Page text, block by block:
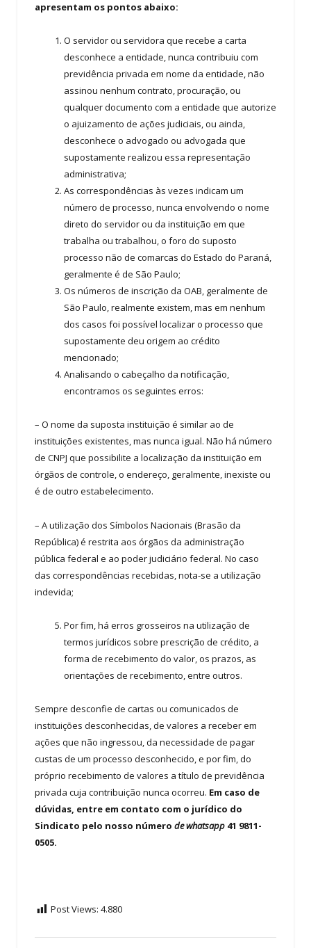
apresentam os pontos abaixo:
O servidor ou servidora que recebe a carta
desconhece a entidade, nunca contribuiu com
previdência privada em nome da entidade, não
assinou nenhum contrato, procuração, ou
qualquer documento com a entidade que autorize
o ajuizamento de ações judiciais, ou ainda,
desconhece o advogado ou advogada que
supostamente realizou essa representação
administrativa;
As correspondências às vezes indicam um
número de processo, nunca envolvendo o nome
direto do servidor ou da instituição em que
trabalha ou trabalhou, o foro do suposto
processo não de comarcas do Estado do Paraná,
geralmente é de São Paulo;
Os números de inscrição da OAB, geralmente de
São Paulo, realmente existem, mas em nenhum
dos casos foi possível localizar o processo que
supostamente deu origem ao crédito
mencionado;
Analisando o cabeçalho da notificação,
encontramos os seguintes erros:
– O nome da suposta instituição é similar ao de
instituições existentes, mas nunca igual. Não há número
de CNPJ que possibilite a localização da instituição em
órgãos de controle, o endereço, geralmente, inexiste ou
é de outro estabelecimento.
– A utilização dos Símbolos Nacionais (Brasão da
República) é restrita aos órgãos da administração
pública federal e ao poder judiciário federal. No caso
das correspondências recebidas, nota-se a utilização
indevida;
Por fim, há erros grosseiros na utilização de
termos jurídicos sobre prescrição de crédito, a
forma de recebimento do valor, os prazos, as
orientações de recebimento, entre outros.
Sempre desconfie de cartas ou comunicados de
instituições desconhecidas, de valores a receber em
ações que não ingressou, da necessidade de pagar
custas de um processo desconhecido, e por fim, do
próprio recebimento de valores a título de previdência
privada cuja contribuição nunca ocorreu. Em caso de
dúvidas, entre em contato com o jurídico do
Sindicato pelo nosso número de whatsapp 41 9811-
0505.
Post Views: 4.880